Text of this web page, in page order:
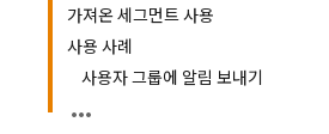
가져온 세그먼트 사용
사용 사례
사용자 그룹에 알림 보내기